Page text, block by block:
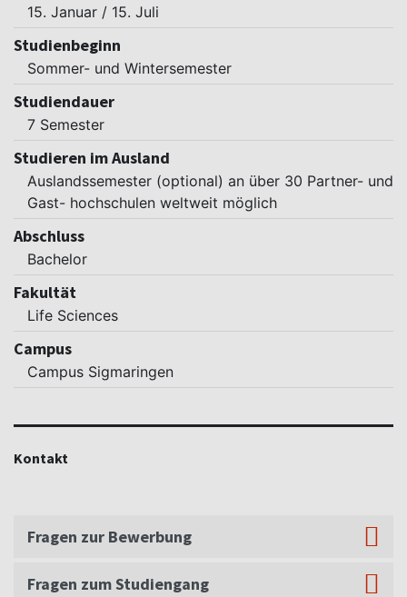
15. Januar / 15. Juli
Studienbeginn
Sommer- und Wintersemester
Studiendauer
7 Semester
Studieren im Ausland
Auslandssemester (optional) an über 30 Partner- und
Gast- hochschulen weltweit möglich
Abschluss
Bachelor
Fakultät
Life Sciences
Campus
Campus Sigmaringen
Kontakt
Fragen zur Bewerbung
Fragen zum Studiengang